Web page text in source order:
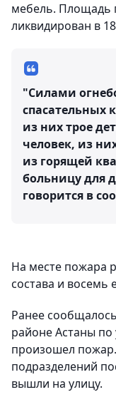
мебель. Площадь
ликвидирован в
"Силами
спасательных
из них трое
человек, из
из горящей
больницу для
говорится в
На месте пожара
состава и восемь
Ранее сообщалось
районе Астаны
произошел
подразделений
вышли на улицу.